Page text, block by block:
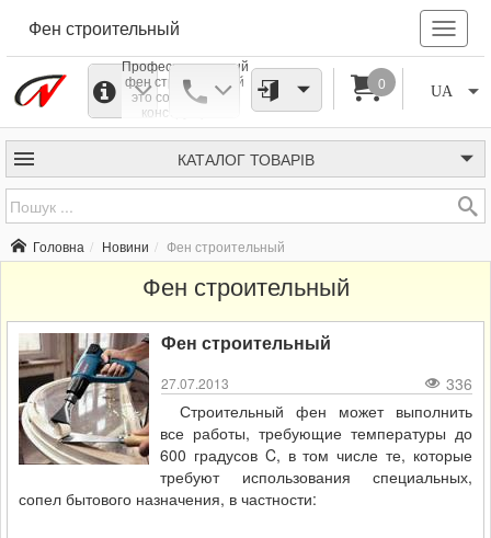
Фен строительный
Профессиональный
фен строительный
это современная
конструкция с
электронным
управлением
температуры, а
также прочная
конструкция
долговременную
профессиональном
строительстве и
обслуживании в
мастерской.
UA
0
КАТАЛОГ ТОВАРІВ
Головна Новини Фен строительный
Фен строительный
Фен строительный
27.07.2013
336
Строительный фен может выполнить
все работы, требующие температуры до
600 градусов C, в том числе те, которые
требуют использования специальных,
сопел бытового назначения, в частности: